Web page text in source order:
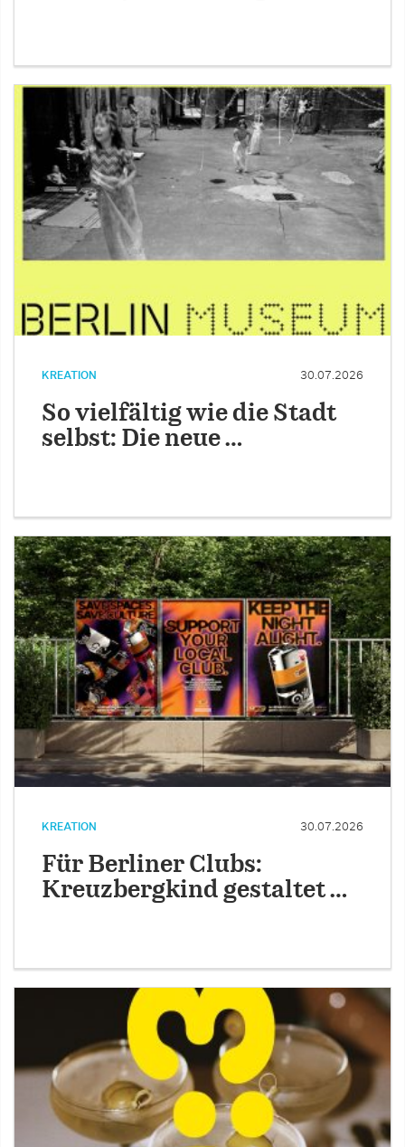
KREATION 30.07.2026
So vielfältig wie die Stadt
selbst: Die neue …
KREATION 30.07.2026
Für Berliner Clubs:
Kreuzbergkind gestaltet …